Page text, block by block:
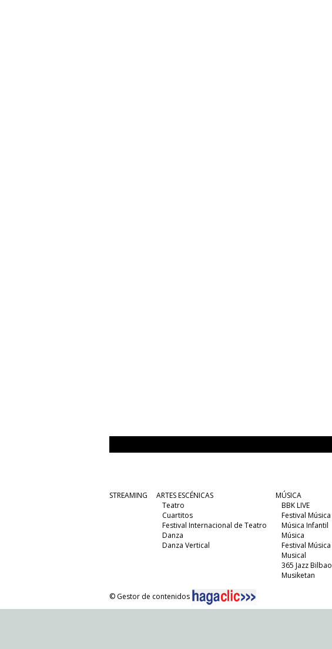
STREAMING
ARTES ESCÉNICAS
Teatro
Cuartitos
Festival Internacional de Teatro
Danza
Danza Vertical
MÚSICA
BBK LIVE
Festival Música
Música Infantil
Música
Festival Música
Musical
365 Jazz Bilbao
Musiketan
© Gestor de contenidos